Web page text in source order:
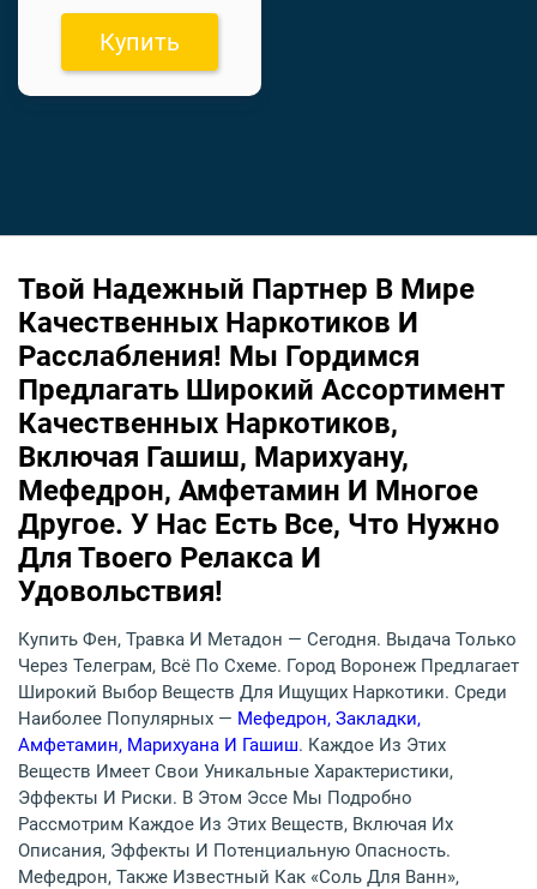
Купить
Твой Надежный Партнер В Мире
Качественных Наркотиков И
Расслабления! Мы Гордимся
Предлагать Широкий Ассортимент
Качественных Наркотиков,
Включая Гашиш, Марихуану,
Мефедрон, Амфетамин И Многое
Другое. У Нас Есть Все, Что Нужно
Для Твоего Релакса И
Удовольствия!
Купить Фен, Травка И Метадон — Сегодня. Выдача Только
Через Телеграм, Всё По Схеме. Город Воронеж Предлагает
Широкий Выбор Веществ Для Ищущих Наркотики. Среди
Наиболее Популярных — Мефедрон, Закладки,
Амфетамин, Марихуана И Гашиш. Каждое Из Этих
Веществ Имеет Свои Уникальные Характеристики,
Эффекты И Риски. В Этом Эссе Мы Подробно
Рассмотрим Каждое Из Этих Веществ, Включая Их
Описания, Эффекты И Потенциальную Опасность.
Мефедрон, Также Известный Как «соль Для Ванн»,